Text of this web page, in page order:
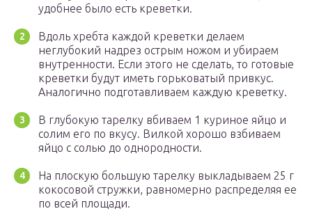
удобнее было есть креветки.
Вдоль хребта каждой креветки делаем
неглубокий надрез острым ножом и убираем
внутренности. Если этого не сделать, то готовые
креветки будут иметь горьковатый привкус.
Аналогично подготавливаем каждую креветку.
В глубокую тарелку вбиваем 1 куриное яйцо и
солим его по вкусу. Вилкой хорошо взбиваем
яйцо с солью до однородности.
На плоскую большую тарелку выкладываем 25 г
кокосовой стружки, равномерно распределяя ее
по всей площади.